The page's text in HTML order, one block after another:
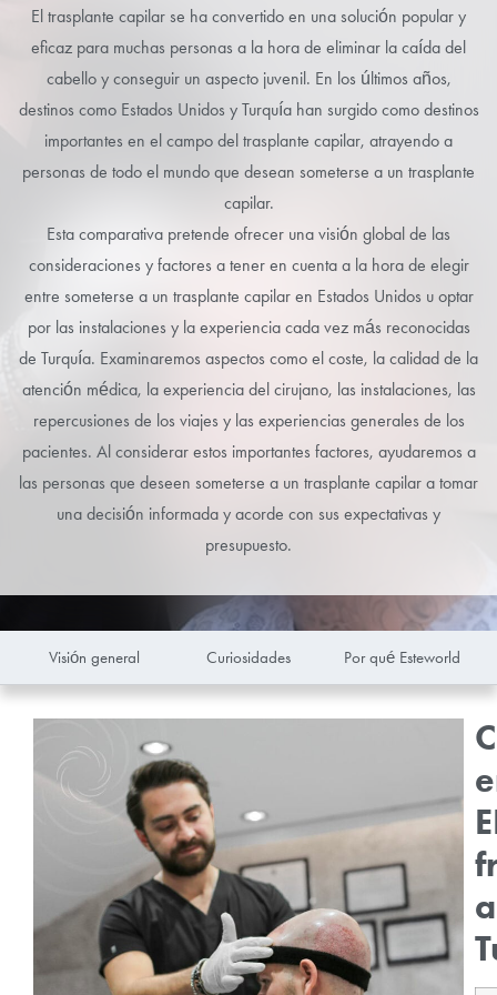
El trasplante capilar se ha convertido en una solución popular y
eficaz para muchas personas a la hora de eliminar la caída del
cabello y conseguir un aspecto juvenil. En los últimos años,
destinos como Estados Unidos y Turquía han surgido como destinos
importantes en el campo del trasplante capilar, atrayendo a
personas de todo el mundo que desean someterse a un trasplante
capilar.
Esta comparativa pretende ofrecer una visión global de las
consideraciones y factores a tener en cuenta a la hora de elegir
entre someterse a un trasplante capilar en Estados Unidos u optar
por las instalaciones y la experiencia cada vez más reconocidas
de Turquía. Examinaremos aspectos como el coste, la calidad de la
atención médica, la experiencia del cirujano, las instalaciones, las
repercusiones de los viajes y las experiencias generales de los
pacientes. Al considerar estos importantes factores, ayudaremos a
las personas que deseen someterse a un trasplante capilar a tomar
una decisión informada y acorde con sus expectativas y
presupuesto.
Visión general Curiosidades Por qué Esteworld
a